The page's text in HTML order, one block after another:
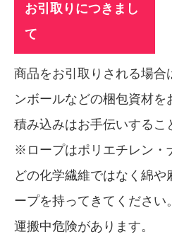
お引取りにつきまし
て
商品をお引取りされる場合
ンボールなどの梱包資材を
積み込みはお手伝いするこ
※ロープはポリエチレン・
どの化学繊維ではなく綿や
ープを持ってきてください
運搬中危険があります。